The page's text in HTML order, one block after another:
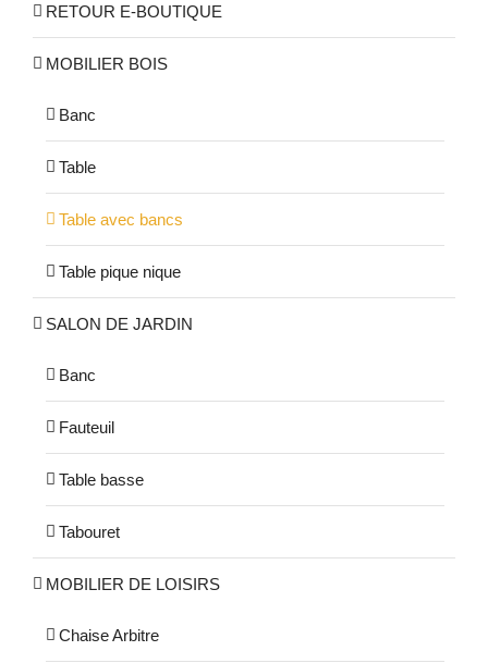
options
page
du
RETOUR E-BOUTIQUE
MOBILIER BOIS
Banc
Table
Table avec bancs
Table pique nique
SALON DE JARDIN
Banc
Fauteuil
Table basse
Tabouret
MOBILIER DE LOISIRS
Chaise Arbitre